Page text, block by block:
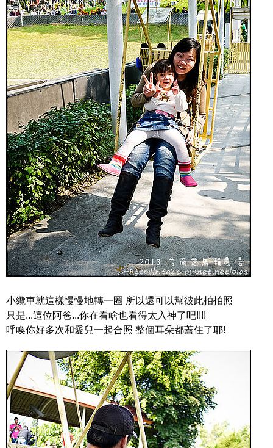
小纜車就這樣慢慢地轉一圈 所以還可以幫彼此拍拍照
只是...這位阿爸...你在看啥也看得太入神了吧!!!!
呼喚你好多次和愛兒一起合照 整個耳朵都蓋住了耶!